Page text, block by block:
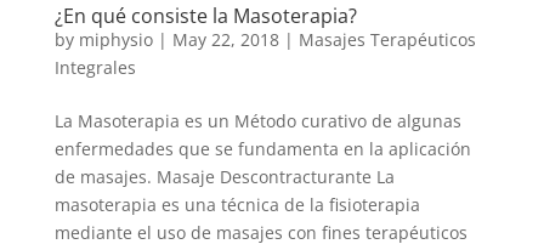
¿En qué consiste la Masoterapia?
by miphysio| May 22, 2018| Masajes Terapéuticos
Integrales
La Masoterapia es un Método curativo de algunas
enfermedades que se fundamenta en la aplicación
de masajes. Masaje Descontracturante La
masoterapia es una técnica de la fisioterapia
mediante el uso de masajes con fines terapéuticos